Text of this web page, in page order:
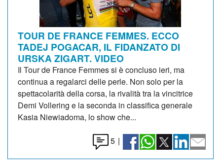
TOUR DE FRANCE FEMMES. ECCO
TADEJ POGACAR, IL FIDANZATO DI
URSKA ZIGART. VIDEO
Il Tour de France Femmes si è concluso ieri, ma
continua a regalarci delle perle. Non solo per la
spettacolarità della corsa, la rivalità tra la vincitrice
Demi Vollering e la seconda in classifica generale
Kasia Niewiadoma, lo show che...
5 |